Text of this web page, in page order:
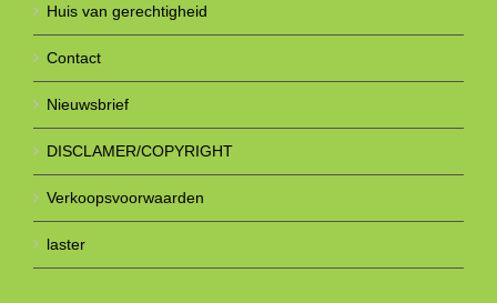
Huis van gerechtigheid
Contact
Nieuwsbrief
DISCLAMER/COPYRIGHT
Verkoopsvoorwaarden
laster